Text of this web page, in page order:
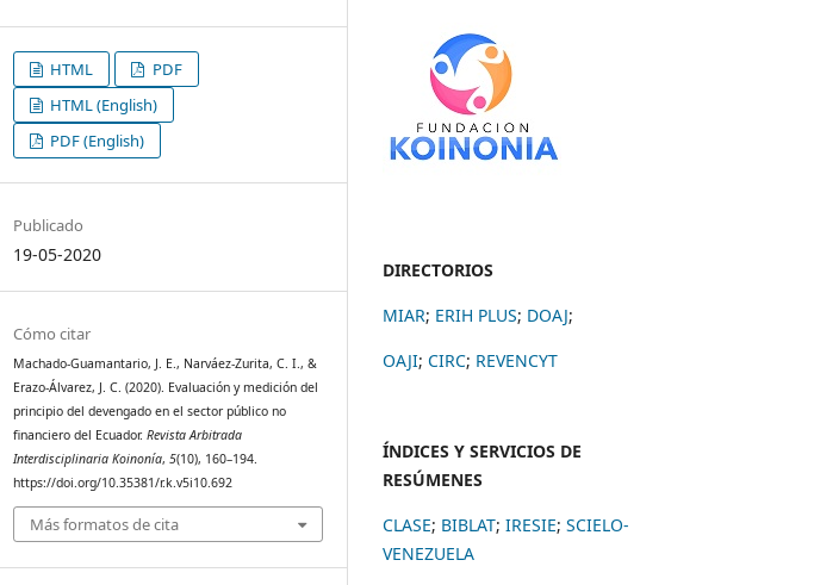
HTML
PDF
HTML (English)
PDF (English)
Publicado
19-05-2020
Cómo citar
Machado-Guamantario, J. E., Narváez-Zurita, C. I., &
Erazo-Álvarez, J. C. (2020). Evaluación y medición del
principio del devengado en el sector público no
financiero del Ecuador.Revista Arbitrada
Interdisciplinaria Koinonía,5(10), 160–194.
https://doi.org/10.35381/r.k.v5i10.692
Más formatos de cita
DIRECTORIOS
MIAR; ERIH PLUS; DOAJ;
OAJI; CIRC; REVENCYT
ÍNDICES Y SERVICIOS DE
RESÚMENES
CLASE; BIBLAT; IRESIE; SCIELO-
VENEZUELA